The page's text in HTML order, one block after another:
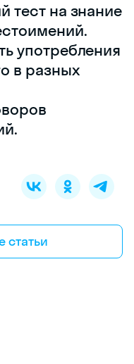
тест на знание
употребления
в разных
статьи